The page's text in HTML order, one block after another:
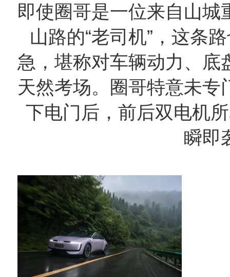
即使圈哥是一位来自山
山路的“老司机”，这条
急，堪称对车辆动力、
天然考场。圈哥特意未
下电门后，前后双电机
瞬即